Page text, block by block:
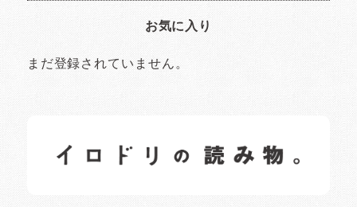
お気に入り
まだ登録されていません。
日常の様子など随時更新中です。